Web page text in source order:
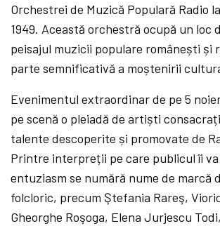
Orchestrei de Muzică Populară Radio
1949. Această orchestră ocupă un loc
peisajul muzicii populare românești și
parte semnificativă a moștenirii
Evenimentul extraordinar de pe 5
pe scenă o pleiadă de artiști
talente descoperite și promovate de
Printre interpreții pe care publicul îi
entuziasm se numără nume de marcă
folcloric, precum Ştefania Rareş,
Gheorghe Roşoga, Elena Jurjescu